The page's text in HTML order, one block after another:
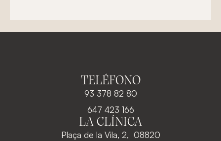
TELÉFONO
93 378 82 80
647 423 166
LA CLÍNICA
Plaça de la Vila, 2, 08820